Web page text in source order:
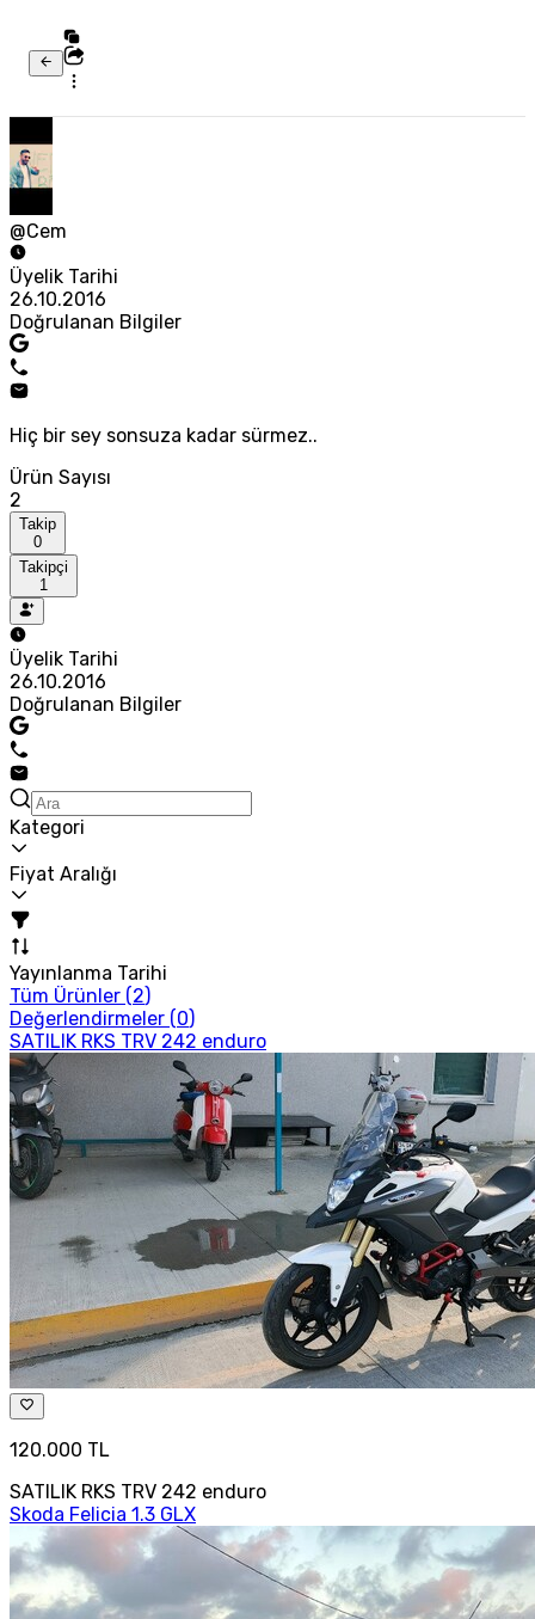
@Cem
Üyelik Tarihi
26.10.2016
Doğrulanan Bilgiler
Hiç bir sey sonsuza kadar sürmez..
Ürün Sayısı
2
Takip
0
Takipçi
1
Üyelik Tarihi
26.10.2016
Doğrulanan Bilgiler
Kategori
Fiyat Aralığı
Yayınlanma Tarihi
Tüm Ürünler (2)
Değerlendirmeler (0)
SATILIK RKS TRV 242 enduro
120.000 TL
SATILIK RKS TRV 242 enduro
Skoda Felicia 1.3 GLX